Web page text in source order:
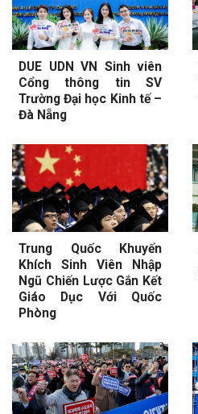
DUE UDN VN Sinh viên
Cổng thông tin SV
Trường Đại học Kinh tế –
Đà Nẵng
Trung Quốc Khuyến
Khích Sinh Viên Nhập
Ngũ Chiến Lược Gắn Kết
Giáo Dục Với Quốc
Phòng